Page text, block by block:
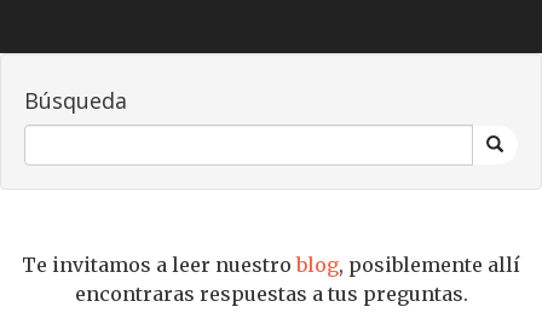
Búsqueda
Te invitamos a leer nuestroblog, posiblemente allí
encontraras respuestas a tus preguntas.